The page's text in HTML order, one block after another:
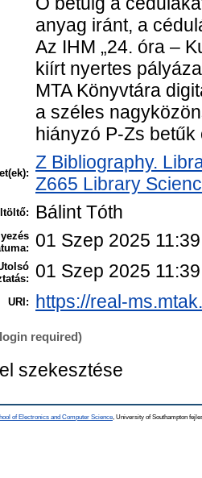
anyag iránt, a
Az IHM „24. óra –
kiírt nyertes
MTA Könyvtára
a széles
hiányzó P-Zs betűk
Z Bibliography.
Z665 Library
Bálint Tóth
01 Szep 2025 11:39
01 Szep 2025 11:39
URI: https://real-
required)
szekesztése
of Electronics and Computer Science , University of Southampton